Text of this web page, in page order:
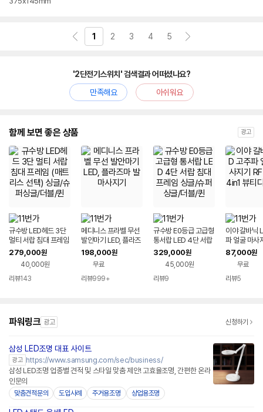
1 2 3 4 5
'2단전기스위치' 검색결과 어떠셨나요?
만족해요
아쉬워요
함께 보면 좋은 상품 광고
규수방 LED헤드 3단
멀티 서랍 침대 프레임
(매트리스 선택) 싱글/
슈퍼싱글/더블/퀸
279,000원
40,000원
리뷰143
메디니스 프라벨 무선
발안마기 LED, 플라즈
마 발 마사지기
198,000원
무료
리뷰999+
규수방 E0등급 고급형
통서랍 LED 4단 서랍
침대 프레임 싱글/슈퍼
싱글/더블/퀸
329,000원
45,000원
리뷰9
이야 갈바닉
파 얼굴 마사
2109 4in1
이스
87,000원
무료
리뷰5
파워링크 광고 신청하기
삼성 LED조명 대표 사이트
광고 https://www.samsung.com/sec/business/
삼성 LED조명 업종별 견적 및 스타일 맞춤 제안! 고효율조명, 간편한 온라
인문의
맞춤견적문의 도입사례 주거용조명 상업용조명